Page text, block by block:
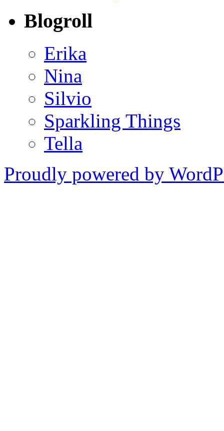
Blogroll
Erika
Nina
Silvio
Sparkling Things
Tella
Proudly powered by